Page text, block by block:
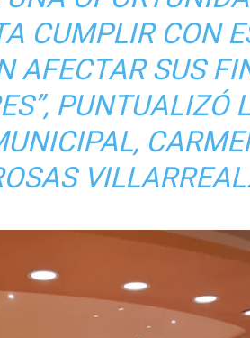
CUMPLIR CON
AFECTAR SUS
PUNTUALIZÓ